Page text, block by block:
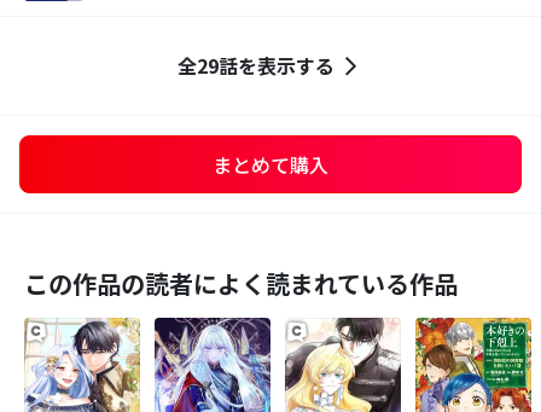
全29話を表示する
まとめて購入
この作品の読者によく読まれている作品